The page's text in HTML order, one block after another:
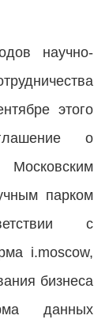
научно-
этого
о
парком
с
i.moscow,
бизнеса
данных